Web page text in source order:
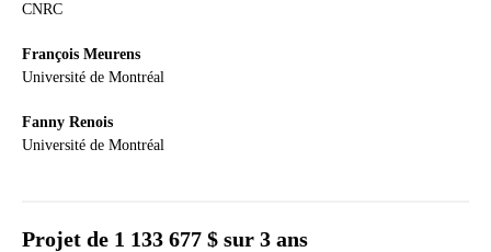
CNRC
François Meurens
Université de Montréal
Fanny Renois
Université de Montréal
Projet de 1 133 677 $ sur 3 ans